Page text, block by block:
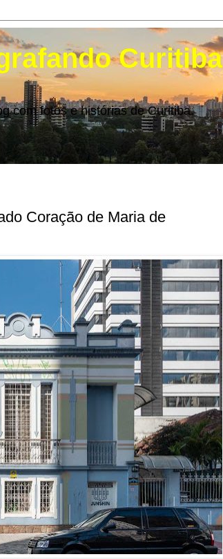
Curitiba
com fotos e histórias de Curitiba.
Coração de Maria de